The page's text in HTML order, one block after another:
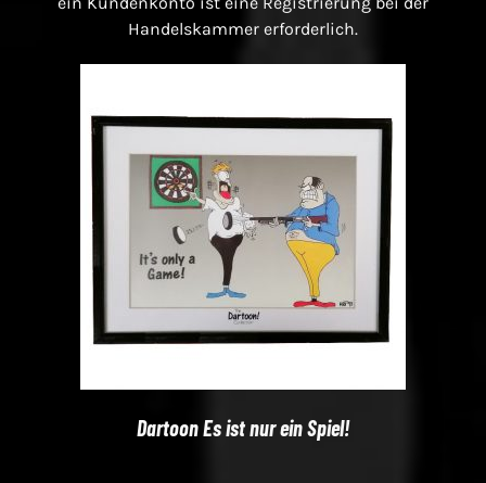
Handelskammer erforderlich.
Dartoon Es ist nur ein Spiel!